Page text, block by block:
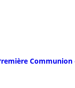
Communion